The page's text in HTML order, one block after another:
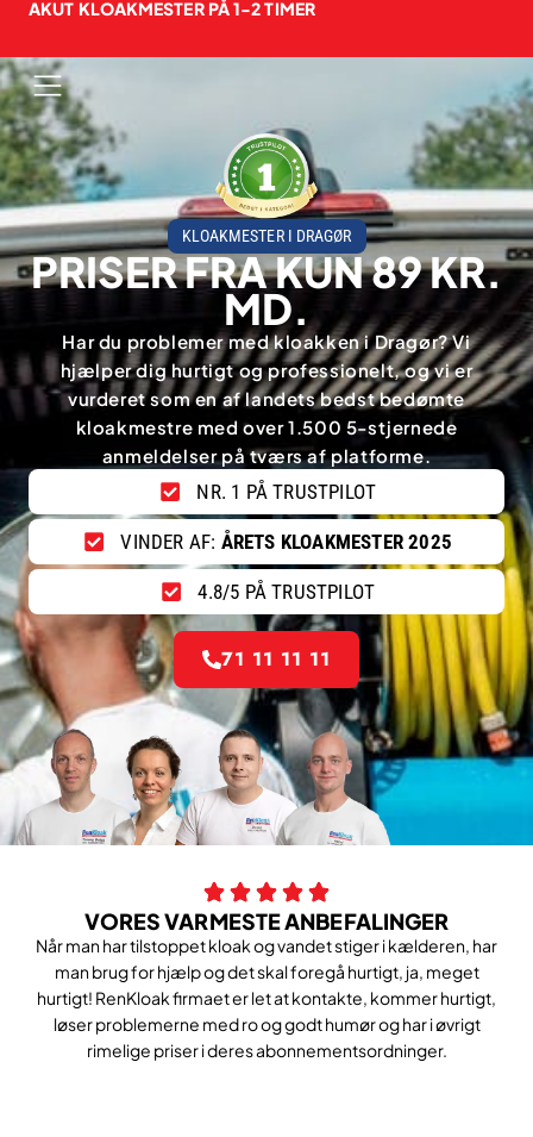
AKUT KLOAKMESTER PÅ 1-2 TIMER
KLOAKMESTER I DRAGØR
PRISER FRA KUN 89 KR.
MD.
Har du problemer med kloakken i Dragør? Vi
hjælper dig hurtigt og professionelt, og vi er
vurderet som en af landets bedst bedømte
kloakmestre med over 1.500 5-stjernede
anmeldelser på tværs af platforme.
NR. 1 PÅ TRUSTPILOT
VINDER AF: ÅRETS KLOAKMESTER 2025
4.8/5 PÅ TRUSTPILOT
71 11 11 11
VORES VARMESTE ANBEFALINGER
Når man har tilstoppet kloak og vandet stiger i kælderen, har
man brug for hjælp og det skal foregå hurtigt, ja, meget
hurtigt! RenKloak firmaet er let at kontakte, kommer hurtigt,
løser problemerne med ro og godt humør og har i øvrigt
rimelige priser i deres abonnementsordninger.